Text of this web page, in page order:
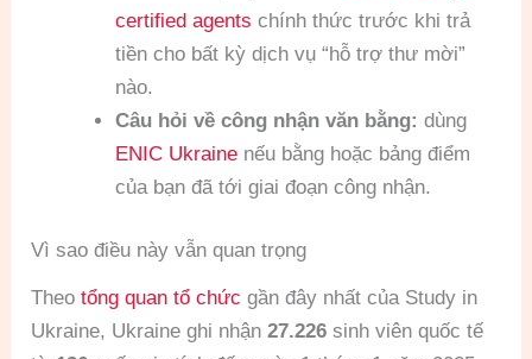
certified agents chính thức trước khi trả
tiền cho bất kỳ dịch vụ “hỗ trợ thư mời”
nào.
Câu hỏi về công nhận văn bằng: dùng
ENIC Ukraine nếu bằng hoặc bảng điểm
của bạn đã tới giai đoạn công nhận.
Vì sao điều này vẫn quan trọng
Theotổng quan tổ chức gần đây nhất của Study in
Ukraine, Ukraine ghi nhận27.226 sinh viên quốc tế